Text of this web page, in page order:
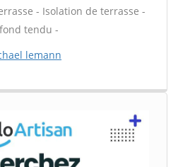
- Isolation de terrasse -
tendu -
lemann